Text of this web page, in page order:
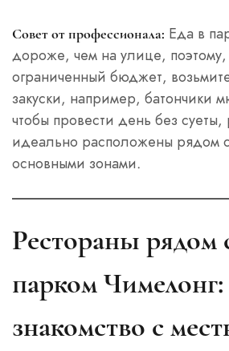
Совет от профессионала: Еда в
дороже, чем на улице, поэтому,
ограниченный бюджет,
закуски, например, батончики
чтобы провести день без суеты,
идеально расположены рядом
основными зонами.
Рестораны рядом
парком Чимелонг:
знакомство с